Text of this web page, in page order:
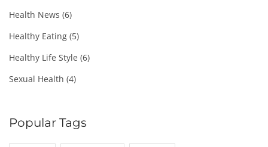
Health News (6)
Healthy Eating (5)
Healthy Life Style (6)
Sexual Health (4)
Popular Tags